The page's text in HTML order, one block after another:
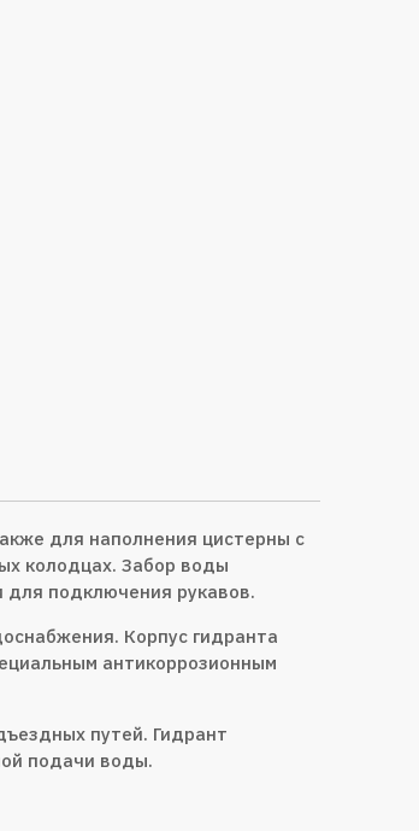
для наполнения цистерны с
колодцах. Забор воды
для подключения рукавов.
Корпус гидранта
антикоррозионным
путей. Гидрант
подачи воды.